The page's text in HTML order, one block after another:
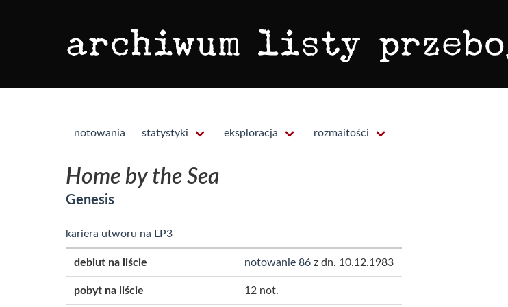
notowania statystyki eksploracja rozmaitości
Home by the Sea
Genesis
kariera utworu na LP3
debiut na liście notowanie 86 z dn. 10.12.1983
pobyt na liście 12 not.